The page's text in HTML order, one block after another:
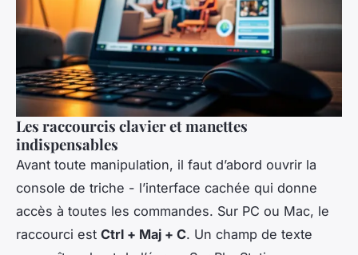
Les raccourcis clavier et manettes
indispensables
Avant toute manipulation, il faut d’abord ouvrir la
console de triche - l’interface cachée qui donne
accès à toutes les commandes. Sur PC ou Mac, le
raccourci est Ctrl + Maj + C. Un champ de texte